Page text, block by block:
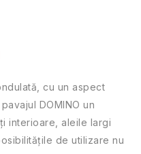
cu un aspect
DOMINO un
interioare, aleile largi
de utilizare nu